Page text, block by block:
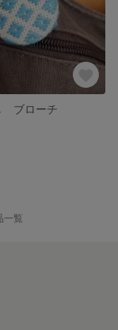
ブローチ
一覧